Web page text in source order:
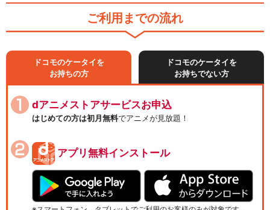
ご利用までの流れ
ドコモのケータイを
お持ちの方
ドコモのケータイを
お持ちでない方
dアニメストアサービスお申込
はじめての方は初月無料でアニメが見放題！
アプリ無料インストール